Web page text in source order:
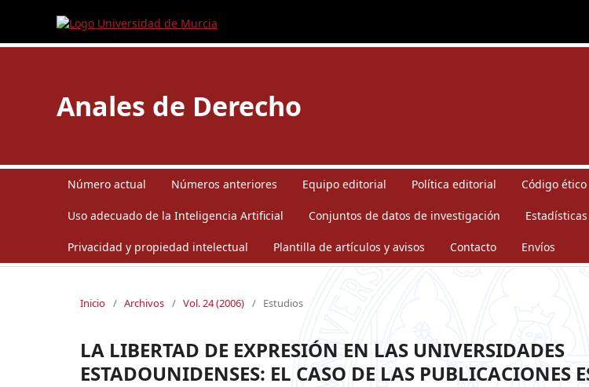
Anales de Derecho
Número actual Números anteriores Equipo editorial Política editorial Código ético
Uso adecuado de la Inteligencia Artificial Conjuntos de datos de investigación
Privacidad y propiedad intelectual Plantilla de artículos y avisos Contacto Envíos
Inicio / Archivos / Vol. 24 (2006) / Estudios
LA LIBERTAD DE EXPRESIÓN EN LAS UNIVERSIDADES
ESTADOUNIDENSES: EL CASO DE LAS PUBLICACIONES